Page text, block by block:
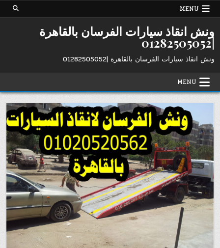
Skip
MENU
ونش انقاذ سيارات الفرسان بالقاهرة
|01282505052
ونش انقاذ سيارات الفرسان بالقاهرة |01282505052
MENU